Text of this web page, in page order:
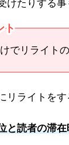
けたりする事
ト
でリライト
リライトをす
と読者の滞